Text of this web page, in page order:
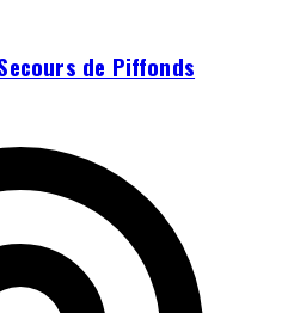
de Piffonds